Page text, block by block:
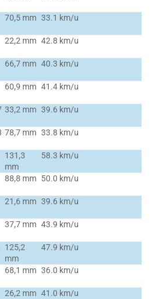
70,5 mm 33.1 km/u
22,2 mm 42.8 km/u
66,7 mm 40.3 km/u
60,9 mm 41.4 km/u
33,2 mm 39.6 km/u
78,7 mm 33.8 km/u
131,3
mm
58.3 km/u
88,8 mm 50.0 km/u
21,6 mm 39.6 km/u
37,7 mm 43.9 km/u
125,2
mm
47.9 km/u
68,1 mm 36.0 km/u
26,2 mm 41.0 km/u